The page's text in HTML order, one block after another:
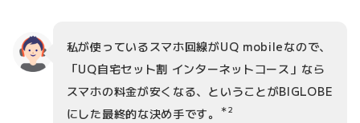
私が使っているスマホ回線がUQ mobileなので、
「UQ自宅セット割 インターネットコース」なら
スマホの料金が安くなる、ということがBIGLOBE
にした最終的な決め手です。
＊2